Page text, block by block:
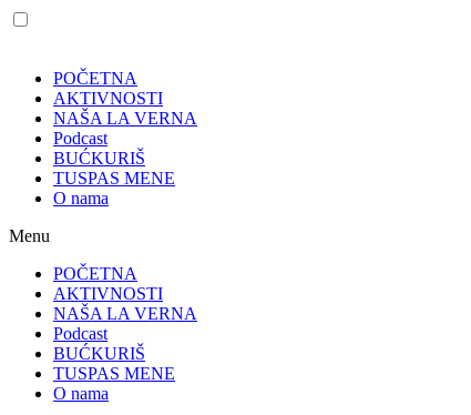
POČETNA
AKTIVNOSTI
NAŠA LA VERNA
Podcast
BUĆKURIŠ
TUSPAS MENE
O nama
Menu
POČETNA
AKTIVNOSTI
NAŠA LA VERNA
Podcast
BUĆKURIŠ
TUSPAS MENE
O nama